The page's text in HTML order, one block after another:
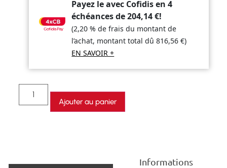
Payez le avec Cofidis en 4
échéances de204,14€!
(2,20 % de frais du montant de
l’achat, montant total dû816,56€)
EN SAVOIR +
Ajouter au panier
Informations